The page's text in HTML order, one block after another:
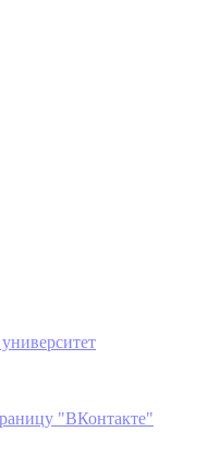
"ВКонтакте"